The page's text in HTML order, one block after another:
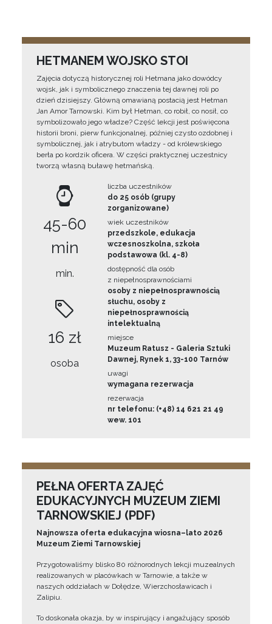
HETMANEM WOJSKO STOI
Zajęcia dotyczą historycznej roli Hetmana jako dowódcy
wojsk, jak i symbolicznego znaczenia tej dawnej roli po
dzień dzisiejszy. Główną omawianą postacią jest Hetman
Jan Amor Tarnowski. Kim był Hetman, co robił, co nosił, co
symbolizowało jego władze? Część lekcji jest poświęcona
historii broni, pierw funkcjonalnej, później czysto ozdobnej i
symbolicznej, jak i atrybutom władzy - od królewskiego
berła po kordzik oficera. W części praktycznej uczestnicy
tworzą własną buławę hetmańską.
45-60
min
min.
16 zł
osoba
liczba uczestników
do 25 osób (grupy
zorganizowane)
wiek uczestników
przedszkole, edukacja
wczesnoszkolna, szkoła
podstawowa (kl. 4-8)
dostępność dla osób
z niepełnosprawnościami
osoby z niepełnosprawnością
słuchu, osoby z
niepełnosprawnością
intelektualną
miejsce
Muzeum Ratusz - Galeria Sztuki
Dawnej, Rynek 1, 33-100 Tarnów
uwagi
wymagana rezerwacja
rezerwacja
nr telefonu: (+48) 14 621 21 49
wew. 101
PEŁNA OFERTA ZAJĘĆ
EDUKACYJNYCH MUZEUM ZIEMI
TARNOWSKIEJ (PDF)
Najnowsza oferta edukacyjna wiosna–lato 2026
Muzeum Ziemi Tarnowskiej
Przygotowaliśmy blisko 80 różnorodnych lekcji muzealnych
realizowanych w placówkach w Tarnowie, a także w
naszych oddziałach w Dołędze, Wierzchosławicach i
Zalipiu.
To doskonała okazja, by w inspirujący i angażujący sposób